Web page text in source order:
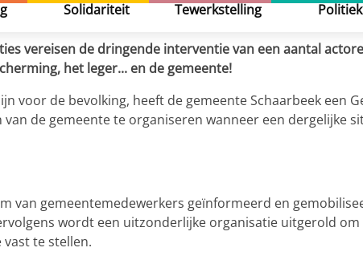
Solidariteit
Tewerkstelling
Politiek
vereisen de dringende interventie van een aantal
het leger... en de gemeente!
voor de bevolking, heeft de gemeente Schaarbeek een
de gemeente te organiseren wanneer een dergelijke
van gemeentemedewerkers geïnformeerd en
wordt een uitzonderlijke organisatie uitgerold
te stellen.